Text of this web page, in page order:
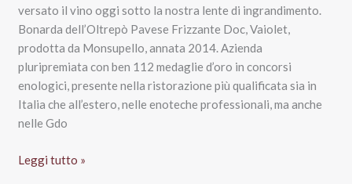
versato il vino oggi sotto la nostra lente di ingrandimento.
Bonarda dell’Oltrepò Pavese Frizzante Doc, Vaiolet,
prodotta da Monsupello, annata 2014. Azienda
pluripremiata con ben 112 medaglie d’oro in concorsi
enologici, presente nella ristorazione più qualificata sia in
Italia che all’estero, nelle enoteche professionali, ma anche
nelle Gdo
Bonarda
Leggi tutto »